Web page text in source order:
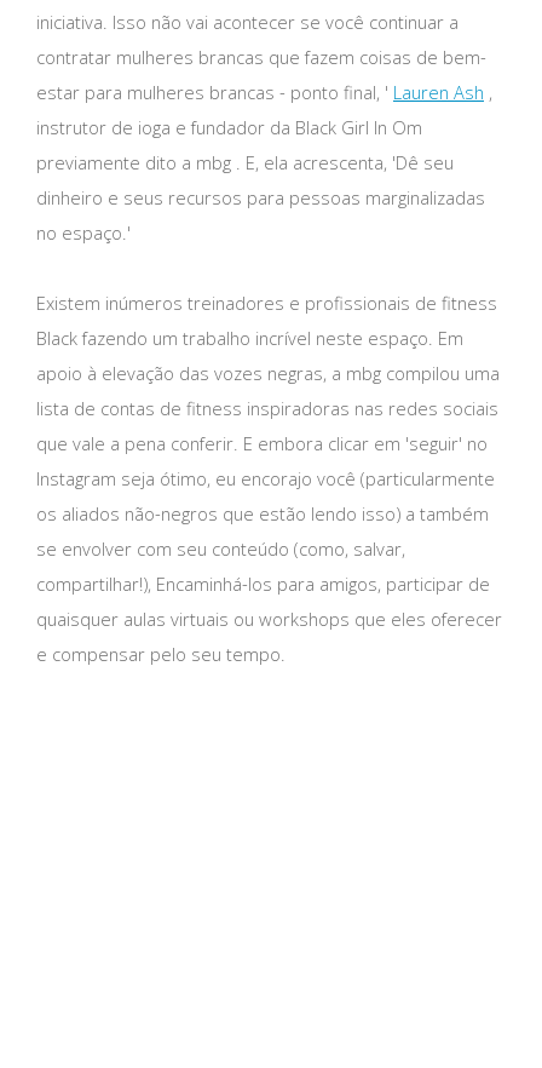
iniciativa. Isso não vai acontecer se você continuar a
contratar mulheres brancas que fazem coisas de bem-
estar para mulheres brancas - ponto final, ' Lauren Ash ,
instrutor de ioga e fundador da Black Girl In Om
previamente dito a mbg . E, ela acrescenta, 'Dê seu
dinheiro e seus recursos para pessoas marginalizadas
no espaço.'
Existem inúmeros treinadores e profissionais de fitness
Black fazendo um trabalho incrível neste espaço. Em
apoio à elevação das vozes negras, a mbg compilou uma
lista de contas de fitness inspiradoras nas redes sociais
que vale a pena conferir. E embora clicar em 'seguir' no
Instagram seja ótimo, eu encorajo você (particularmente
os aliados não-negros que estão lendo isso) a também
se envolver com seu conteúdo (como, salvar,
compartilhar!), Encaminhá-los para amigos, participar de
quaisquer aulas virtuais ou workshops que eles oferecer
e compensar pelo seu tempo.